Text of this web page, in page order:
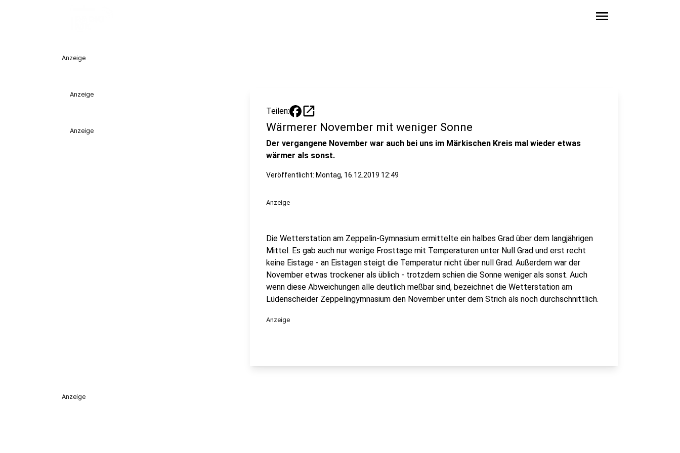
menu
Anzeige
Anzeige
Anzeige
Teilen: open_in_new
Wärmerer November mit weniger Sonne
Der vergangene November war auch bei uns im Märkischen Kreis mal wieder etwas
wärmer als sonst.
Veröffentlicht: Montag, 16.12.2019 12:49
Anzeige
Die Wetterstation am Zeppelin-Gymnasium ermittelte ein halbes Grad über dem langjährigen
Mittel. Es gab auch nur wenige Frosttage mit Temperaturen unter Null Grad und erst recht
keine Eistage - an Eistagen steigt die Temperatur nicht über null Grad. Außerdem war der
November etwas trockener als üblich - trotzdem schien die Sonne weniger als sonst. Auch
wenn diese Abweichungen alle deutlich meßbar sind, bezeichnet die Wetterstation am
Lüdenscheider Zeppelingymnasium den November unter dem Strich als noch durchschnittlich.
Anzeige
Anzeige